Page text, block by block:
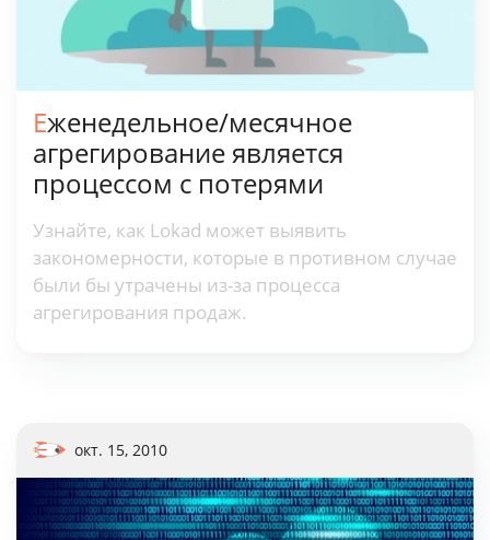
Еженедельное/месячное
агрегирование является
процессом с потерями
Узнайте, как Lokad может выявить
закономерности, которые в противном случае
были бы утрачены из-за процесса
агрегирования продаж.
окт. 15, 2010